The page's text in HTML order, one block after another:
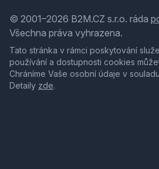
© 2001–2026 B2M.CZ s.r.o. ráda
Všechna práva vyhrazena.
Tato stránka v rámci poskytování
používání a dostupnosti cookies
Chráníme Vaše osobní údaje v
Detaily zde.